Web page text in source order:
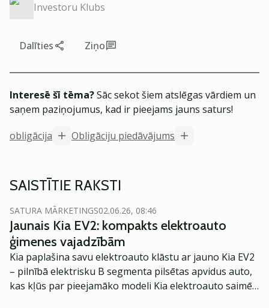
Investoru Klubs
Dalīties Ziņo
Interesē šī tēma?Sāc sekot šiem atslēgas vārdiem un
saņem paziņojumus, kad ir pieejams jauns saturs!
obligācija
Obligāciju piedāvājums
SAISTĪTIE RAKSTI
SATURA MĀRKETINGS02.06.26, 08:46
Jaunais Kia EV2: kompakts elektroauto
ģimenes vajadzībām
Kia paplašina savu elektroauto klāstu ar jauno Kia EV2
– pilnībā elektrisku B segmenta pilsētas apvidus auto,
kas kļūs par pieejamāko modeli Kia elektroauto saimē